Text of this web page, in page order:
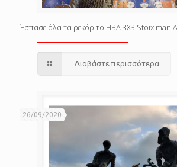
Έσπασε όλα τα ρεκόρ το FIBA 3X3 Stoiximan
Διαβάστε περισσότερα
26/09/2020